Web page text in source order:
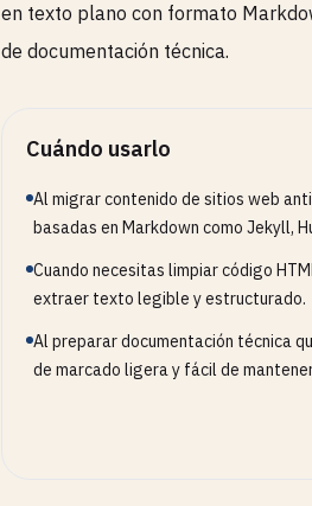
en texto plano con formato
de documentación técnica.
Cuándo usarlo
Al migrar contenido de sitios web
basadas en Markdown como Jekyll,
Cuando necesitas limpiar código
extraer texto legible y estructurado.
Al preparar documentación técnica
de marcado ligera y fácil de